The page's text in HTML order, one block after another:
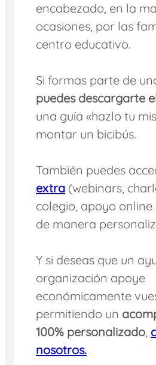
encabezado, en la
ocasiones, por las
centro educativo.
Si formas parte de
puedes descargarte
una guía «hazlo tu
montar un bicibús.
También puedes
extra (webinars,
colegio, apoyo
de manera
Y si deseas que un
organización apoye
económicamente
permitiendo un
100% personalizado,
nosotros.